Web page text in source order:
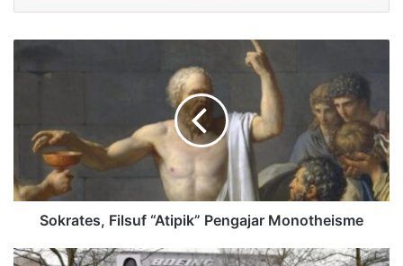
Sokrates, Filsuf “Atipik” Pengajar Monotheisme